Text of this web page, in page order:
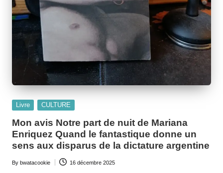
Posted
Livre CULTURE
Mon avis Notre part de nuit de Mariana
Enriquez Quand le fantastique donne un
sens aux disparus de la dictature argentine
Posted
By bwatacookie 16 décembre 2025